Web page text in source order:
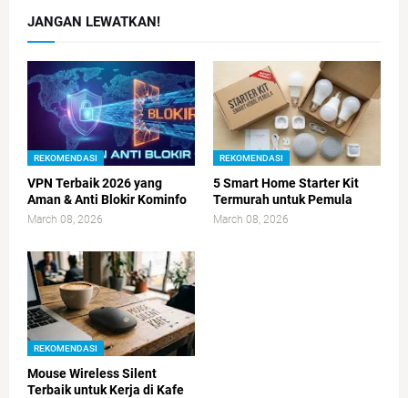
JANGAN LEWATKAN!
REKOMENDASI
VPN Terbaik 2026 yang
Aman & Anti Blokir Kominfo
March 08, 2026
REKOMENDASI
5 Smart Home Starter Kit
Termurah untuk Pemula
March 08, 2026
REKOMENDASI
Mouse Wireless Silent
Terbaik untuk Kerja di Kafe